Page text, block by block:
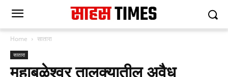
Home सातारा
सातारा
महाबळेश्वर तालुक्यातील अवैध